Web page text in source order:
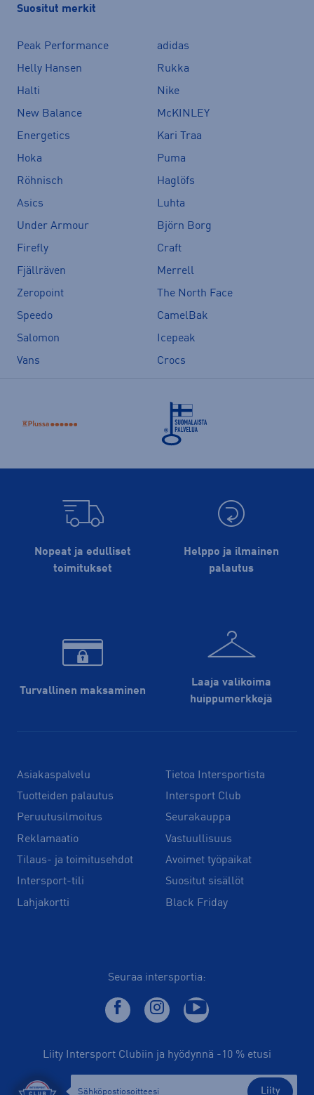
Suositut merkit
Peak Performance
adidas
Helly Hansen
Rukka
Halti
Nike
New Balance
McKINLEY
Energetics
Kari Traa
Hoka
Puma
Röhnisch
Haglöfs
Asics
Luhta
Under Armour
Björn Borg
Firefly
Craft
Fjällräven
Merrell
Zeropoint
The North Face
Speedo
CamelBak
Salomon
Icepeak
Vans
Crocs
Nopeat ja edulliset
toimitukset
Helppo ja ilmainen
palautus
Turvallinen maksaminen
Laaja valikoima
huippu­merkkejä
Asiakaspalvelu
Tuotteiden palautus
Peruutusilmoitus
Reklamaatio
Tilaus- ja toimitusehdot
Intersport-tili
Lahjakortti
Tietoa Intersportista
Intersport Club
Seurakauppa
Vastuullisuus
Avoimet työpaikat
Suositut sisällöt
Black Friday
Seuraa intersportia:
Liity Intersport Clubiin ja hyödynnä -10 % etusi
Liity